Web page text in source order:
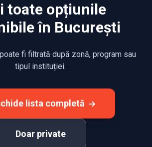
toate opțiunile
în București
fi filtrată după zonă, program sau
tipul instituției.
lista completă
Doar private